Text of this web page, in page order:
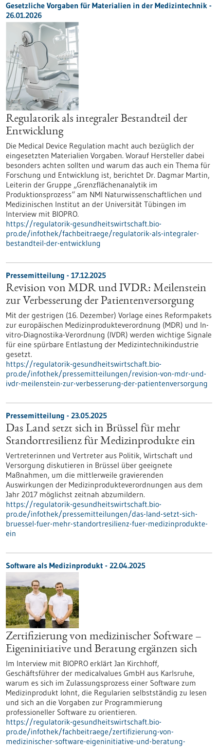
Gesetzliche Vorgaben für Materialien in der Medizintechnik -
26.01.2026
Regulatorik als integraler Bestandteil der
Entwicklung
Die Medical Device Regulation macht auch bezüglich der
eingesetzten Materialien Vorgaben. Worauf Hersteller dabei
besonders achten sollten und warum das auch ein Thema für
Forschung und Entwicklung ist, berichtet Dr. Dagmar Martin,
Leiterin der Gruppe „Grenzflächenanalytik im
Produktionsprozess“ am NMI Naturwissenschaftlichen und
Medizinischen Institut an der Universität Tübingen im
Interview mit BIOPRO.
https://regulatorik-gesundheitswirtschaft.bio-
pro.de/infothek/fachbeitraege/regulatorik-als-integraler-
bestandteil-der-entwicklung
Pressemitteilung - 17.12.2025
Revision von MDR und IVDR: Meilenstein
zur Verbesserung der Patientenversorgung
Mit der gestrigen (16. Dezember) Vorlage eines Reformpakets
zur europäischen Medizinprodukteverordnung (MDR) und In-
vitro-Diagnostika-Verordnung (IVDR) werden wichtige Signale
für eine spürbare Entlastung der Medizintechnikindustrie
gesetzt.
https://regulatorik-gesundheitswirtschaft.bio-
pro.de/infothek/pressemitteilungen/revision-von-mdr-und-
ivdr-meilenstein-zur-verbesserung-der-patientenversorgung
Pressemitteilung - 23.05.2025
Das Land setzt sich in Brüssel für mehr
Standortresilienz für Medizinprodukte ein
Vertreterinnen und Vertreter aus Politik, Wirtschaft und
Versorgung diskutieren in Brüssel über geeignete
Maßnahmen, um die mittlerweile gravierenden
Auswirkungen der Medizinprodukteverordnungen aus dem
Jahr 2017 möglichst zeitnah abzumildern.
https://regulatorik-gesundheitswirtschaft.bio-
pro.de/infothek/pressemitteilungen/das-land-setzt-sich-
bruessel-fuer-mehr-standortresilienz-fuer-medizinprodukte-
ein
Software als Medizinprodukt - 22.04.2025
Zertifizierung von medizinischer Software –
Eigeninitiative und Beratung ergänzen sich
Im Interview mit BIOPRO erklärt Jan Kirchhoff,
Geschäftsführer der medicalvalues GmbH aus Karlsruhe,
warum es sich im Zulassungsprozess einer Software zum
Medizinprodukt lohnt, die Regularien selbstständig zu lesen
und sich an die Vorgaben zur Programmierung
professioneller Software zu orientieren.
https://regulatorik-gesundheitswirtschaft.bio-
pro.de/infothek/fachbeitraege/zertifizierung-von-
medizinischer-software-eigeninitiative-und-beratung-